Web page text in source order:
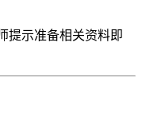
提示准备相关资料即